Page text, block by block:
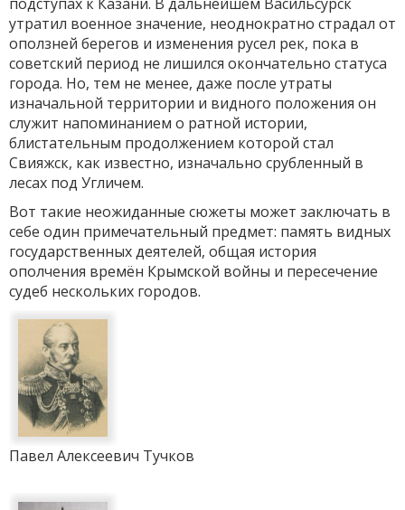
утратил военное значение, неоднократно страдал от
оползней берегов и изменения русел рек, пока в
советский период не лишился окончательно статуса
города. Но, тем не менее, даже после утраты
изначальной территории и видного положения он
служит напоминанием о ратной истории,
блистательным продолжением которой стал
Свияжск, как известно, изначально срубленный в
лесах под Угличем.
Вот такие неожиданные сюжеты может заключать в
себе один примечательный предмет: память видных
государственных деятелей, общая история
ополчения времён Крымской войны и пересечение
судеб нескольких городов.
Павел Алексеевич Тучков